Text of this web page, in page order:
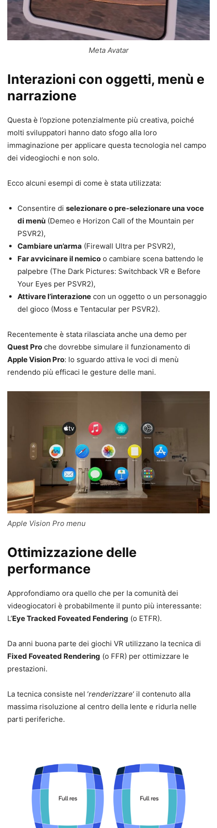
Meta Avatar
Interazioni con oggetti, menù e
narrazione
Questa è l’opzione potenzialmente più creativa, poiché
molti sviluppatori hanno dato sfogo alla loro
immaginazione per applicare questa tecnologia nel campo
dei videogiochi e non solo.
Ecco alcuni esempi di come è stata utilizzata:
Consentire di selezionare o pre-selezionare una voce
di menù (Demeo e Horizon Call of the Mountain per
PSVR2),
Cambiare un’arma (Firewall Ultra per PSVR2),
Far avvicinare il nemico o cambiare scena battendo le
palpebre (The Dark Pictures: Switchback VR e Before
Your Eyes per PSVR2),
Attivare l’interazione con un oggetto o un personaggio
del gioco (Moss e Tentacular per PSVR2).
Recentemente è stata rilasciata anche una demo per
Quest Pro che dovrebbe simulare il funzionamento di
Apple Vision Pro: lo sguardo attiva le voci di menù
rendendo più efficaci le gesture delle mani.
Apple Vision Pro menu
Ottimizzazione delle
performance
Approfondiamo ora quello che per la comunità dei
videogiocatori è probabilmente il punto più interessante:
L’Eye Tracked Foveated Fendering (o ETFR).
Da anni buona parte dei giochi VR utilizzano la tecnica di
Fixed Foveated Rendering (o FFR) per ottimizzare le
prestazioni.
La tecnica consiste nel ‘renderizzare‘ il contenuto alla
massima risoluzione al centro della lente e ridurla nelle
parti periferiche.